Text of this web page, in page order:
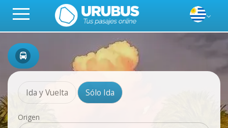
Ida y Vuelta Sólo Ida
Origen